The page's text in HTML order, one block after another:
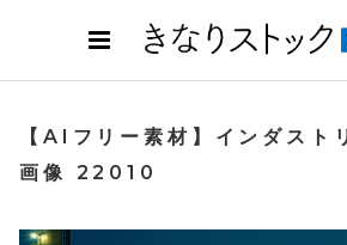
【AIフリー素材】インダスト
画像 22010